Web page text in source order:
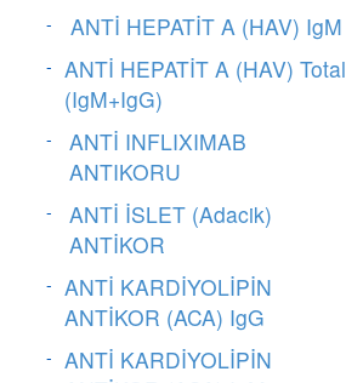
ANTİ HEPATİT A (HAV) IgM
ANTİ HEPATİT A (HAV) Total
(IgM+IgG)
ANTİ INFLIXIMAB
ANTIKORU
ANTİ İSLET (Adacik)
ANTİKOR
ANTİ KARDİYOLİPİN
ANTİKOR (ACA) IgG
ANTİ KARDİYOLİPİN